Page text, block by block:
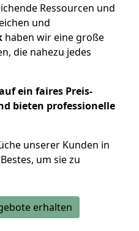
Ressourcen und
und
haben wir eine große
die nahezu jedes
ein faires Preis-
bieten professionelle
unserer Kunden in
um sie zu
erhalten